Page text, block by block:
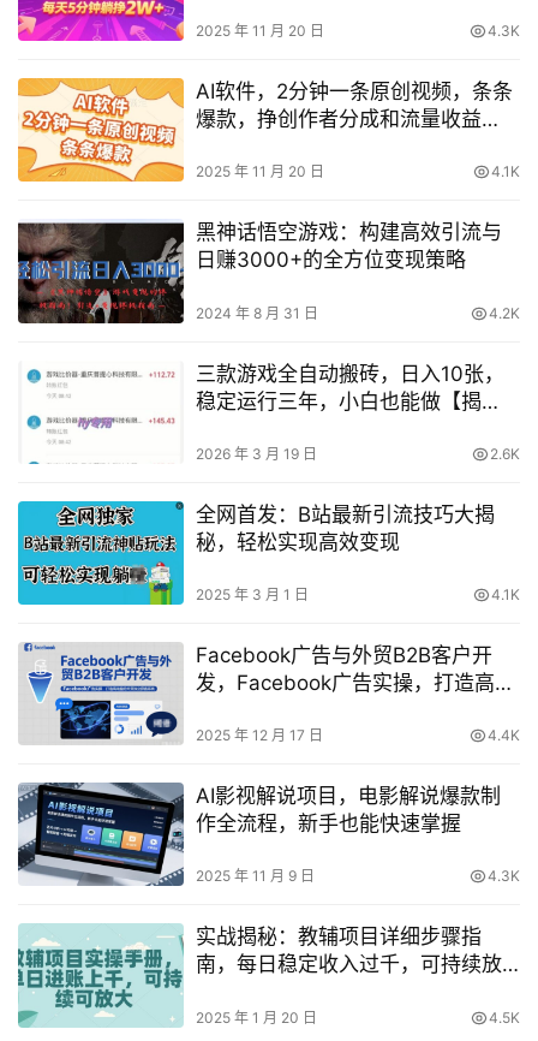
2025 年 11 月 20 日 4.3K
AI软件，2分钟一条原创视频，条条
爆款，挣创作者分成和流量收益
2025 年 11 月 20 日 4.1K
黑神话悟空游戏：构建高效引流与
日赚3000+的全方位变现策略
2024 年 8 月 31 日 4.2K
三款游戏全自动搬砖，日入10张，
稳定运行三年，小白也能做【揭
2026 年 3 月 19 日 2.6K
全网首发：B站最新引流技巧大揭
秘，轻松实现高效变现
2025 年 3 月 1 日 4.1K
Facebook广告与外贸B2B客户开
发，Facebook广告实操，打造高询
2025 年 12 月 17 日 4.4K
AI影视解说项目，电影解说爆款制
作全流程，新手也能快速掌握
2025 年 11 月 9 日 4.3K
实战揭秘：教辅项目详细步骤指
南，每日稳定收入过千，可持续放
2025 年 1 月 20 日 4.5K